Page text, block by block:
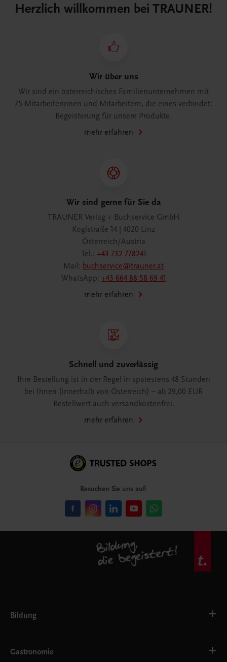
Herzlich willkommen bei TRAUNER!
Wir über uns
Wir sind ein österreichisches Familienunternehmen mit
75 Mitarbeiterinnen und Mitarbeitern, die eines verbindet:
Begeisterung für unsere Produkte.
mehr erfahren
Wir sind gerne für Sie da
TRAUNER Verlag + Buchservice GmbH
Köglstraße 14 | 4020 Linz
Österreich/Austria
Tel.: +43 732 778241
Mail: buchservice@trauner.at
WhatsApp: +43 664 88 58 69 41
mehr erfahren
Schnell und zuverlässig
Ihre Bestellung ist in der Regel in spätestens 48 Stunden
bei Ihnen (innerhalb von Österreich) – ab 29,00 EUR
Bestellwert auch versandkostenfrei.
mehr erfahren
Besuchen Sie uns auf:
Bildung
AHS
Gastronomie